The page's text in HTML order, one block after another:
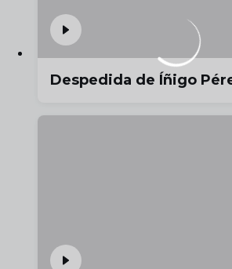
Despedida de Íñigo